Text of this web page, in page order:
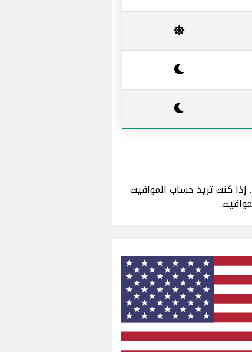
تم حساب مواقيت الصلاة و الأذان لـ كولورادو سبرينغس باستخدام تقويم رابطة العالم الإسلامي MWL . إذا كنت تريد حساب المواقيت